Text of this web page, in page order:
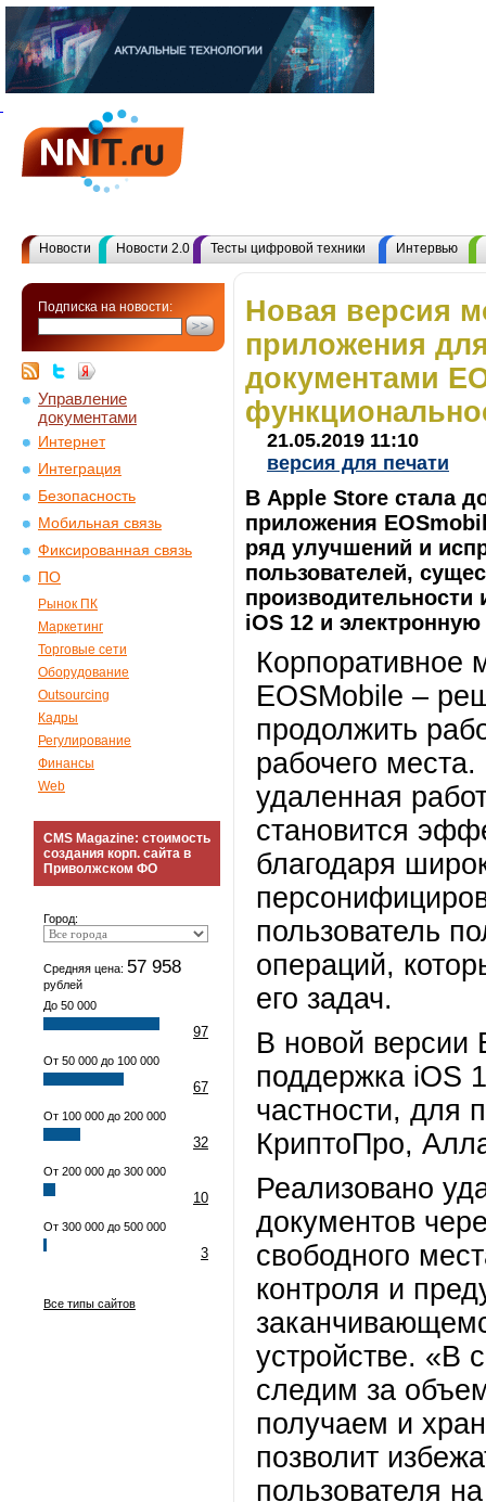
Новости Новости 2.0 Тесты цифровой техники Интервью
Подписка на новости:
Управление
документами
Интернет
Интеграция
Безопасность
Мобильная связь
Фиксированная связь
ПО
Рынок ПК
Маркетинг
Торговые сети
Оборудование
Outsourcing
Кадры
Регулирование
Финансы
Web
CMS Magazine: стоимость
создания корп. сайта в
Приволжском ФО
Город:
Средняя цена: 57 958
рублей
До 50 000
97
От 50 000 до 100 000
67
От 100 000 до 200 000
32
От 200 000 до 300 000
10
От 300 000 до 500 000
3
Все типы сайтов
Новая версия
приложения
документами
21.05.2019 11:10
версия для печати
В Apple Store стала
приложения
ряд улучшений и
пользователей,
iOS 12 и
Корпоративное
EOSMobile –
продолжить
рабочего
удаленная
становится
благодаря
пользователь
операций,
его задач.
В новой версии
поддержка iOS
частности, для
КриптоПро,
Реализовано
документов
свободного
контроля и
устройстве. «В
следим за
получаем и
позволит
пользователя